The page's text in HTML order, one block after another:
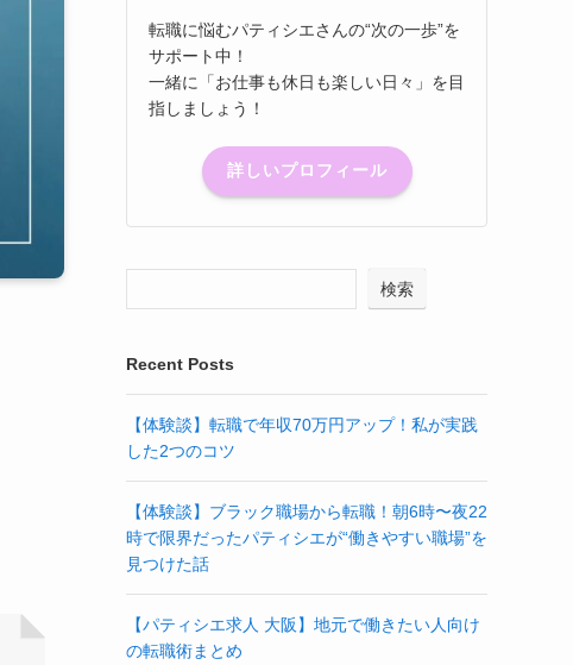
転職に悩むパティシエさんの“次の一歩”を
サポート中！
一緒に「お仕事も休日も楽しい日々」を目
指しましょう！
詳しいプロフィール
検索
Recent Posts
【体験談】転職で年収70万円アップ！私が実践
した2つのコツ
【体験談】ブラック職場から転職！朝6時〜夜22
時で限界だったパティシエが“働きやすい職場”を
見つけた話
【パティシエ求人 大阪】地元で働きたい人向け
の転職術まとめ